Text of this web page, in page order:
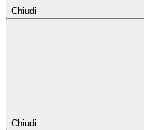
Chiudi
Chiudi